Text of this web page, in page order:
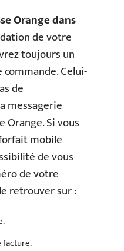
Orange dans
de votre
toujours un
Celui-
de
messagerie
Orange. Si vous
mobile
de vous
de votre
retrouver sur :
facture.